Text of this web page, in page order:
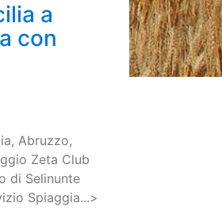
a
con
Abruzzo,
Zeta Club
di Selinunte
Spiaggia...>